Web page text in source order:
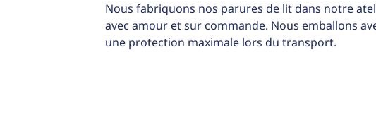
Nous fabriquons nos parures de lit dans notre
avec amour et sur commande. Nous emballons
une protection maximale lors du transport.